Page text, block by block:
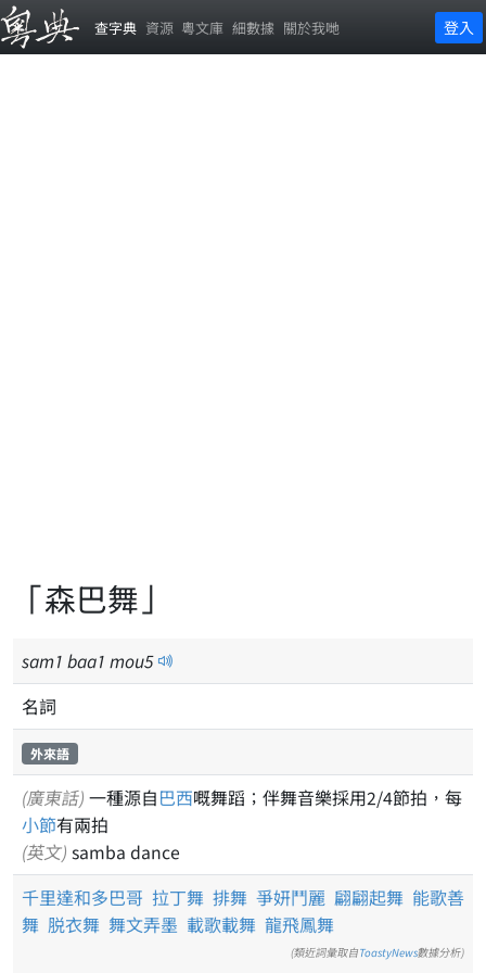
查字典 資源 粵文庫 細數據 關於我哋 登入
「森巴舞」
sam1 baa1 mou5
名詞
外來語
(廣東話) 一種源自巴西嘅舞蹈；伴舞音樂採用2/4節拍，每
小節有兩拍
(英文) samba dance
千里達和多巴哥 拉丁舞 排舞 爭妍鬥麗 翩翩起舞 能歌善
舞 脱衣舞 舞文弄墨 載歌載舞 龍飛鳳舞
(類近詞彙取自ToastyNews數據分析)